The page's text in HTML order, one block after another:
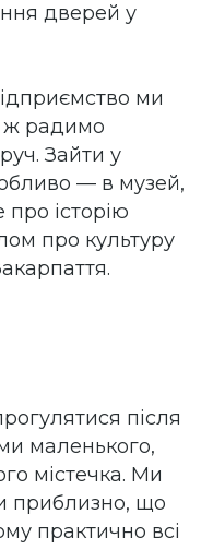
дверей у
ми
ж радимо
Зайти у
— в музей,
історію
про культуру
після
маленького,
містечка. Ми
приблизно, що
практично всі